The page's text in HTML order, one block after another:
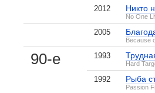
2012 Никто
No One
2005
Because
90-е 1993
Hard
1992 Рыба
Passion
Ленор Бэнкс на IMDB.com
, поделитесь